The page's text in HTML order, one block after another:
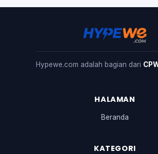
Hypewe.com adalah bagian dari
HALAMAN
Beranda
KATEGORI